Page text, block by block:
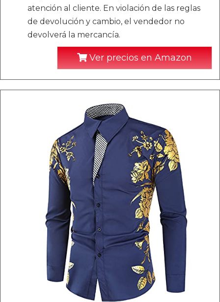
atención al cliente. En violación de las reglas
de devolución y cambio, el vendedor no
devolverá la mercancía.
Ver precios en Amazon